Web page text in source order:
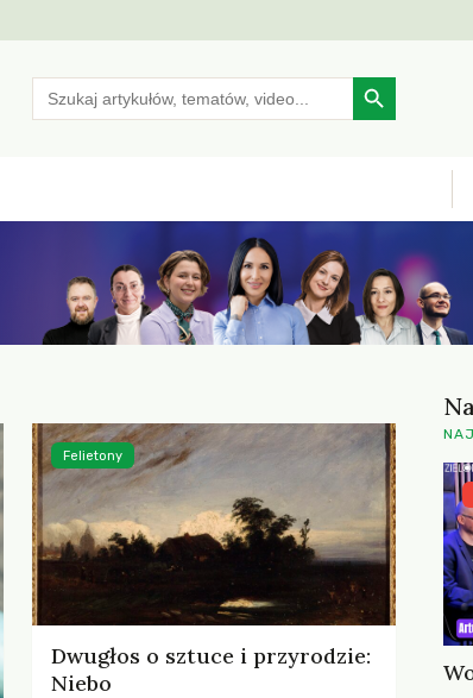
Search
for:
Search Button
Dwugłos o sztuce i przyrodzie:
Niebo
Felietony